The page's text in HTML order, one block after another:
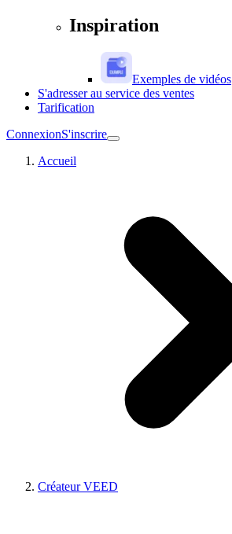
Inspiration
Exemples de vidéos
S'adresser au service des ventes
Tarification
ConnexionS'inscrire
Accueil
Créateur VEED